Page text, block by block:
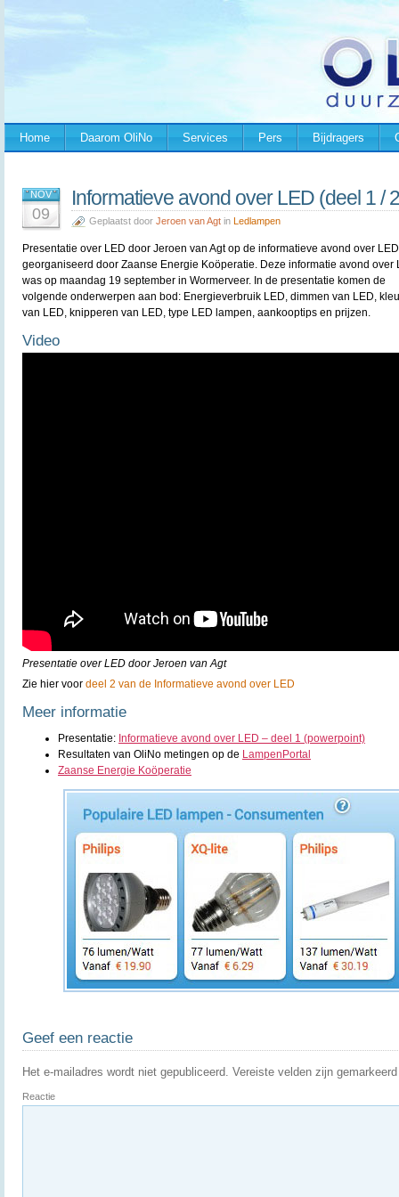
Home Daarom OliNo Services Pers Bijdragers
NOV
09
Informatieve avond over LED (deel 1 /
Geplaatst door Jeroen van Agt in Ledlampen
Presentatie over LED door Jeroen van Agt op de informatieve avond over LED
georganiseerd door Zaanse Energie Koöperatie. Deze informatie avond over
was op maandag 19 september in Wormerveer. In de presentatie komen de
volgende onderwerpen aan bod: Energieverbruik LED, dimmen van LED,
van LED, knipperen van LED, type LED lampen, aankooptips en prijzen.
Video
Presentatie over LED door Jeroen van Agt
Zie hier voor deel 2 van de Informatieve avond over LED
Meer informatie
Presentatie: Informatieve avond over LED – deel 1 (powerpoint)
Resultaten van OliNo metingen op de LampenPortal
Zaanse Energie Koöperatie
Geef een reactie
Het e-mailadres wordt niet gepubliceerd. Vereiste velden zijn
Reactie